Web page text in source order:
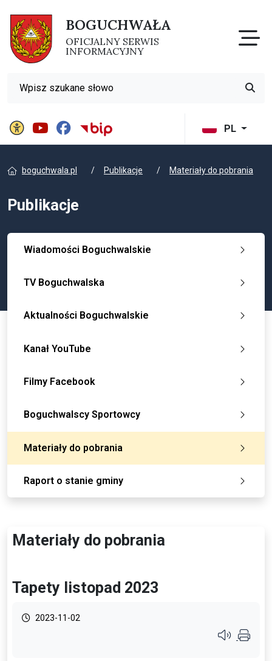
BOGUCHWAŁA
OFICJALNY SERWIS
INFORMACYJNY
PL
Panel ustawień witrynyBIP Gminy Boguchwała
Wyszukiwarka
boguchwala.pl Publikacje Materiały do pobrania
Publikacje
Wiadomości Boguchwalskie
TV Boguchwalska
Aktualności Boguchwalskie
Kanał YouTube
Filmy Facebook
Boguchwalscy Sportowcy
Materiały do pobrania
Raport o stanie gminy
Materiały do pobrania
Tapety listopad 2023
2023-11-02
Przycisk